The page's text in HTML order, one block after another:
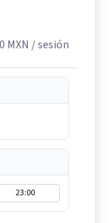
MXN / sesión
23:00